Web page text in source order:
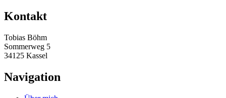
Kontakt
Tobias Böhm
Sommerweg 5
34125 Kassel
Navigation